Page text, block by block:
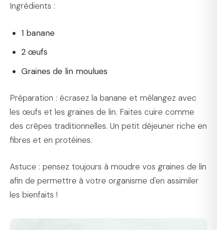
Ingrédients :
1 banane
2 œufs
Graines de lin moulues
Préparation : écrasez la banane et mélangez avec
les œufs et les graines de lin. Faites cuire comme
des crêpes traditionnelles. Un petit déjeuner riche en
fibres et en protéines.
Astuce : pensez toujours à moudre vos graines de lin
afin de permettre à votre organisme d'en assimiler
les bienfaits !